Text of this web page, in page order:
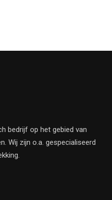
bedrijf op het gebied van
Wij zijn o.a. gespecialiseerd